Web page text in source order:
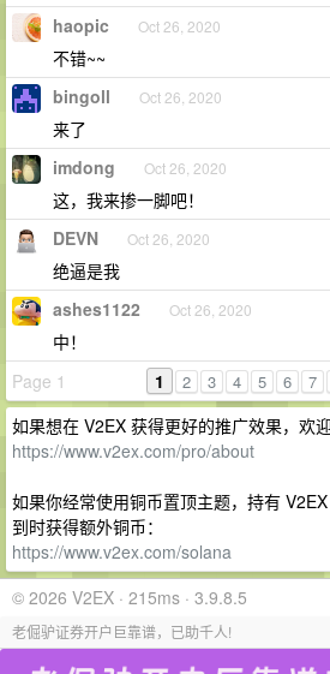
haopic Oct 26, 2020
不错~~
bingoll Oct 26, 2020
来了
imdong Oct 26, 2020
这，我来掺一脚吧！
DEVN Oct 26, 2020
绝逼是我
ashes1122 Oct 26, 2020
中！
Page 1
1 2 3 4 5 6 7
如果想在 V2EX 获得更好的推广效果，欢
https://www.v2ex.com/pro/about
如果你经常使用铜币置顶主题，持有
到时获得额外铜币：
https://www.v2ex.com/solana
© 2026 V2EX · 215ms · 3.9.8.5
老倔驴证券开户巨靠谱，已助千人!